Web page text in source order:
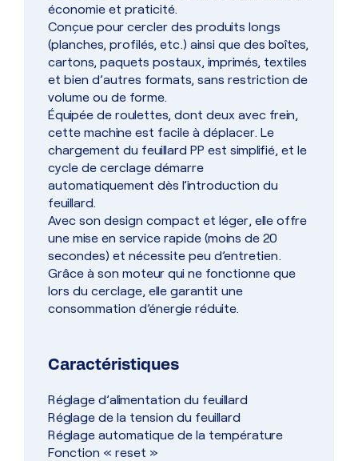
économie et praticité.
Conçue pour cercler des produits longs
(planches, profilés, etc.) ainsi que des boîtes,
cartons, paquets postaux, imprimés, textiles
et bien d’autres formats, sans restriction de
volume ou de forme.
Équipée de roulettes, dont deux avec frein,
cette machine est facile à déplacer. Le
chargement du feuillard PP est simplifié, et le
cycle de cerclage démarre
automatiquement dès l’introduction du
feuillard.
Avec son design compact et léger, elle offre
une mise en service rapide (moins de 20
secondes) et nécessite peu d’entretien.
Grâce à son moteur qui ne fonctionne que
lors du cerclage, elle garantit une
consommation d’énergie réduite.
Caractéristiques
Réglage d’alimentation du feuillard
Réglage de la tension du feuillard
Réglage automatique de la température
Fonction « reset »